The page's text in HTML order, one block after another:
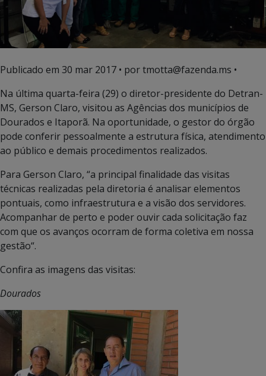
Publicado em 30 mar 2017 • por tmotta@fazenda.ms •
Na última quarta-feira (29) o diretor-presidente do Detran-
MS, Gerson Claro, visitou as Agências dos municípios de
Dourados e Itaporã. Na oportunidade, o gestor do órgão
pode conferir pessoalmente a estrutura física, atendimento
ao público e demais procedimentos realizados.
Para Gerson Claro, “a principal finalidade das visitas
técnicas realizadas pela diretoria é analisar elementos
pontuais, como infraestrutura e a visão dos servidores.
Acompanhar de perto e poder ouvir cada solicitação faz
com que os avanços ocorram de forma coletiva em nossa
gestão“.
Confira as imagens das visitas:
Dourados